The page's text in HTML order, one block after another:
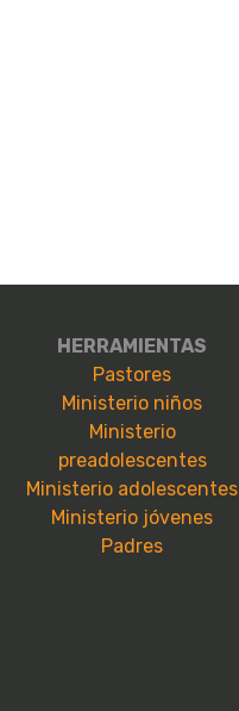
HERRAMIENTAS
Pastores
Ministerio niños
Ministerio
preadolescentes
Ministerio adolescentes
Ministerio jóvenes
Padres